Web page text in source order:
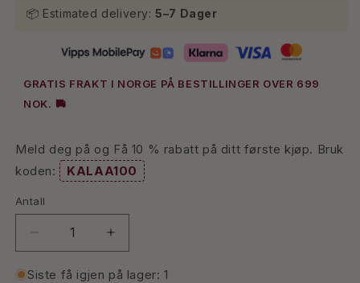
📦 Estimated delivery:5–7 Dager
GRATIS FRAKT I NORGE PÅ BESTILLINGER OVER 699
NOK. 🚚
Meld deg på og Få 10 % rabatt på ditt første kjøp. Bruk
koden: KALAA100
Antall
Antall
antallet
for
Øk
antallet
for
Siste få igjen på lager: 1